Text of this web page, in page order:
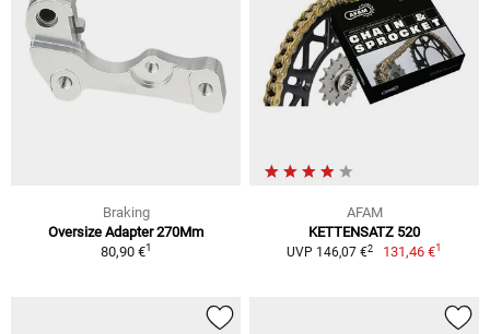
Braking
Oversize Adapter 270Mm
80,90 €1
AFAM
KETTENSATZ 520
UVP 146,07 €2 131,46 €1